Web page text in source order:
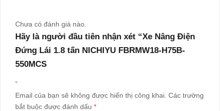
Chưa có đánh giá nào.
Hãy là người đầu tiên nhận xét “Xe Nâng Điện
Đứng Lái 1.8 tấn NICHIYU FBRMW18-H75B-
550MCS
”
Email của bạn sẽ không được hiển thị công khai. Các trường
bắt buộc được đánh dấu *